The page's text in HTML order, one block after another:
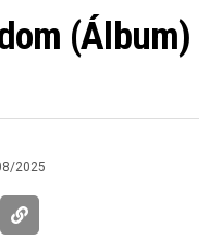
(Álbum)
2025